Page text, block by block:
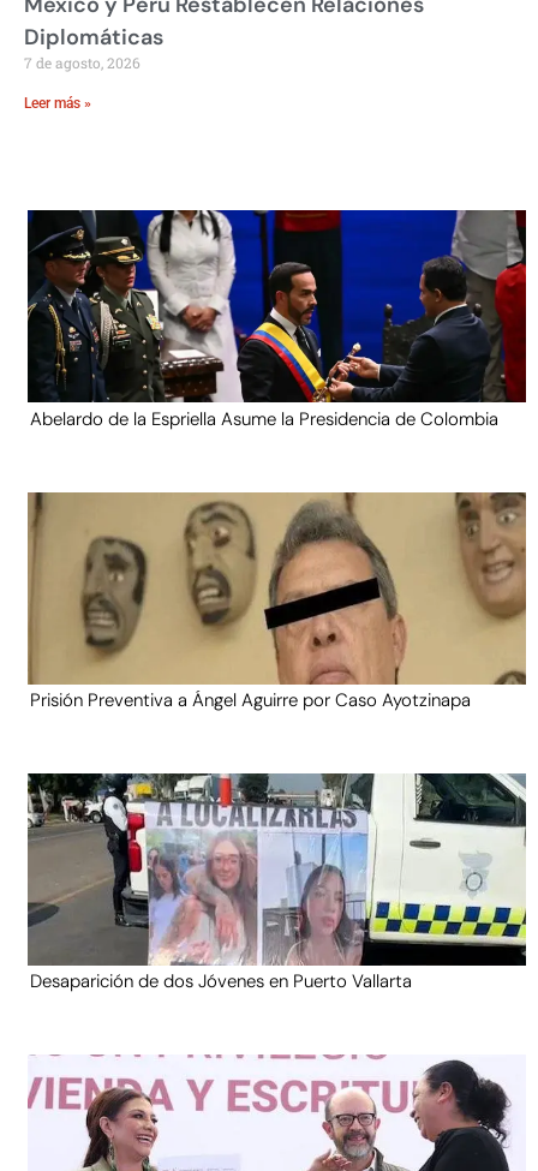
Diplomáticas
7 de agosto, 2026
Leer más »
Abelardo de la Espriella Asume la Presidencia de Colombia
Prisión Preventiva a Ángel Aguirre por Caso Ayotzinapa
Desaparición de dos Jóvenes en Puerto Vallarta